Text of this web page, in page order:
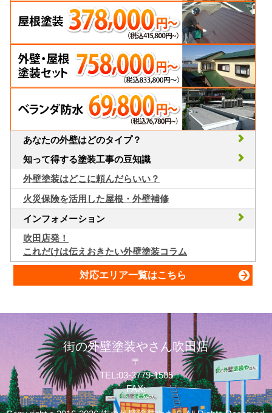
あなたの外壁はどのタイプ？
知って得する塗装工事の豆知識
外壁塗装はどこに頼んだらいい？
火災保険を活用した屋根・外壁補修
インフォメーション
吹田店発！
これだけは伝えおきたい外壁塗装コラム
対応エリア一覧はこちら
街の外壁塗装やさん吹田店
〒
TEL:03-3779-1505
FAX: